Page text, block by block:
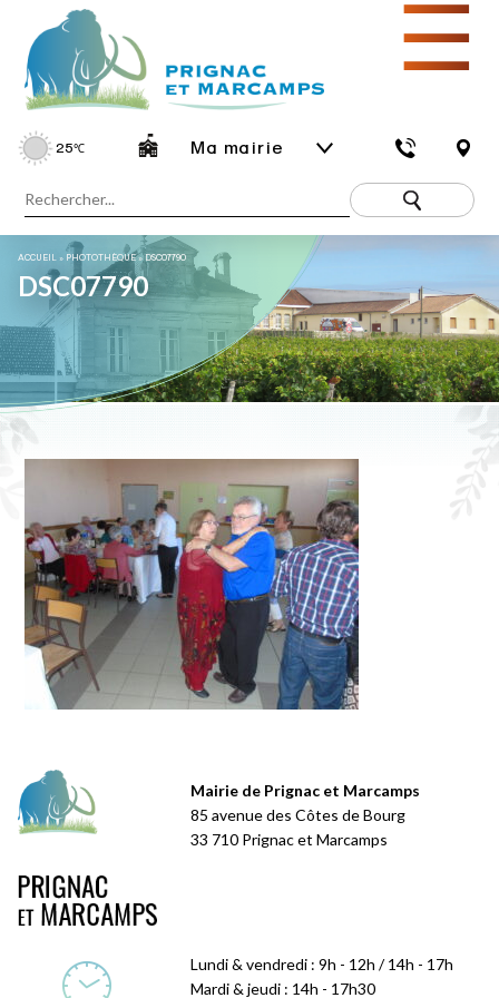
25℃ Ma mairie
☰
ACCUEIL » PHOTOTHÈQUE»DSC07790
DSC07790
Mairie de Prignac et Marcamps
85 avenue des Côtes de Bourg
33 710 Prignac et Marcamps
Lundi & vendredi : 9h - 12h / 14h - 17h
Mardi & jeudi : 14h - 17h30